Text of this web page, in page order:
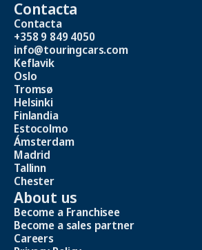
Contacta
Contacta
+358 9 849 4050
info@touringcars.com
Keflavik
Oslo
Tromsø
Helsinki
Finlandia
Estocolmo
Ámsterdam
Madrid
Tallinn
Chester
About us
Become a Franchisee
Become a sales partner
Careers